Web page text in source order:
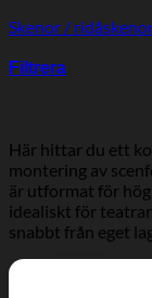
Skenor /
Filtrera
Här hittar du ett
montering av
är utformat för
idealiskt för
snabbt från eget